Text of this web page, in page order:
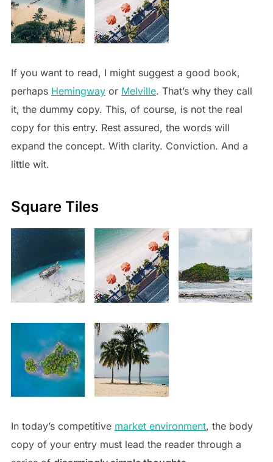
If you want to read, I might suggest a good book,
perhaps Hemingwayor Melville. That’s why they call
it, the dummy copy. This, of course, is not the real
copy for this entry. Rest assured, the words will
expand the concept. With clarity. Conviction. And a
little wit.
Square Tiles
In today’s competitive market environment, the body
copy of your entry must lead the reader through a